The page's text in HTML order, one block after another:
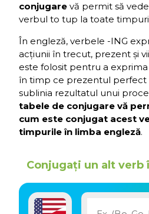
conjugare vă permit să
verbul to tup la toate
În engleză, verbele -ING
acțiunii în trecut, prezent și
este folosit pentru a
în timp ce prezentul perfect
sublinia rezultatul unui
tabele de conjugare vă
cum este conjugat acest
timpurile în limba engleză.
Conjugați un alt verb